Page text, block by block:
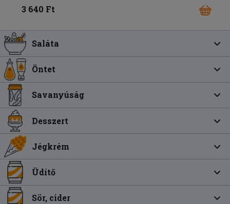
3 640 Ft
Saláta
Öntet
Savanyúság
Desszert
Jégkrém
Üdítő
Sör, cider